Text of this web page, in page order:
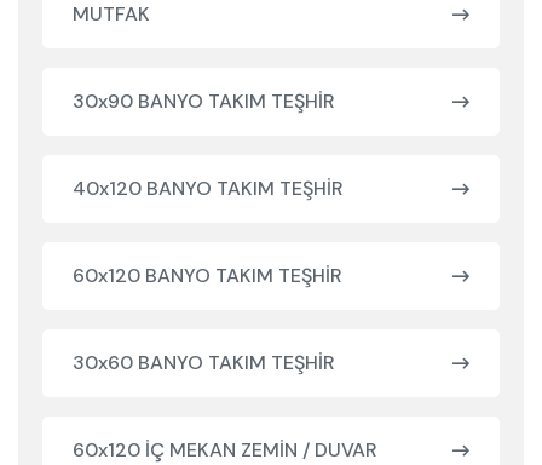
MUTFAK
30x90 BANYO TAKIM TEŞHİR
40x120 BANYO TAKIM TEŞHİR
60x120 BANYO TAKIM TEŞHİR
30x60 BANYO TAKIM TEŞHİR
60x120 İÇ MEKAN ZEMİN / DUVAR